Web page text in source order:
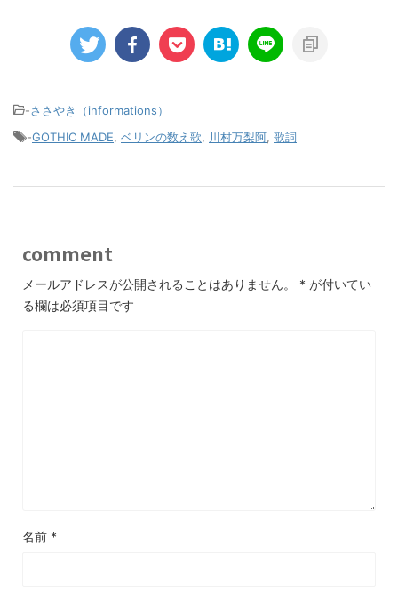
-ささやき（informations）
-GOTHIC MADE ベリンの数え歌 川村万梨阿 歌詞
comment
メールアドレスが公開されることはありません。 * が付いてい
る欄は必須項目です
名前 *